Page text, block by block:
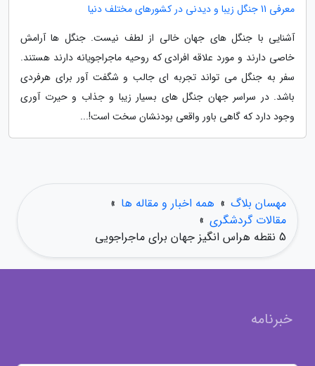
معرفی 11 جنگل زیبا و دیدنی در کشورهای مختلف دنیا
آشنایی با جنگل های جهان خالی از لطف نیست. جنگل ها آرامش
خاصی دارند و مورد علاقه افرادی که روحیه ماجراجویانه دارند هستند.
سفر به جنگل می تواند تجربه ای جالب و شگفت آور برای هرفردی
باشد. در سراسر جهان جنگل های بسیار زیبا و جذاب و حیرت آوری
وجود دارد که گاهی باور واقعی بودنشان سخت است!...
مهسان بلاگ » همه اخبار و مقاله ها »
مقالات گردشگری »
5 نقطه هراس انگیز جهان برای ماجراجویی
خبرنامه